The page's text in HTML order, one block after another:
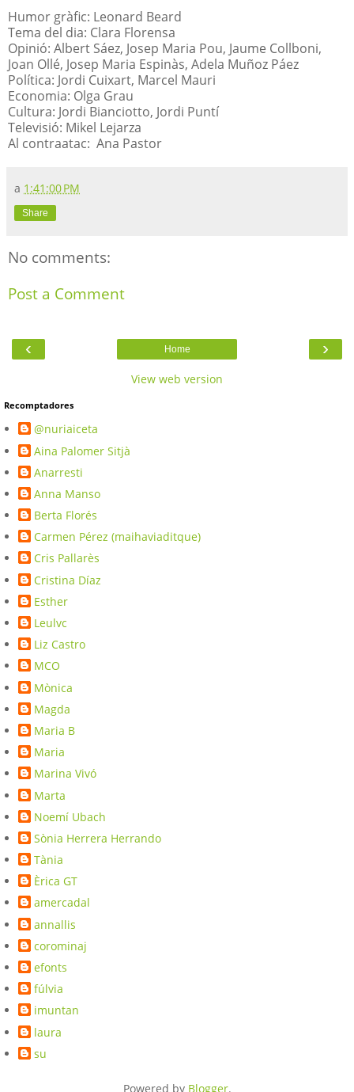
Humor gràfic: Leonard Beard
Tema del dia: Clara Florensa
Opinió: Albert Sáez, Josep Maria Pou, Jaume Collboni,
Joan Ollé, Josep Maria Espinàs, Adela Muñoz Páez
Política: Jordi Cuixart, Marcel Mauri
Economia: Olga Grau
Cultura: Jordi Bianciotto, Jordi Puntí
Televisió: Mikel Lejarza
Al contraatac: Ana Pastor
a 1:41:00 PM
Share
No comments:
Post a Comment
‹ ›
Home
View web version
Recomptadores
@nuriaiceta
Aina Palomer Sitjà
Anarresti
Anna Manso
Berta Florés
Carmen Pérez (maihaviaditque)
Cris Pallarès
Cristina Díaz
Esther
Leulvc
Liz Castro
MCO
Mònica
Magda
Maria B
Maria
Marina Vivó
Marta
Noemí Ubach
Sònia Herrera Herrando
Tània
Èrica GT
amercadal
annallis
corominaj
efonts
fúlvia
imuntan
laura
su
Powered by Blogger.